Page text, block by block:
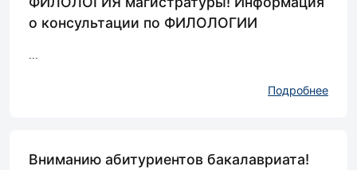
о консультации по ФИЛОЛОГИИ
...
Подробнее
Вниманию абитуриентов бакалавриата!